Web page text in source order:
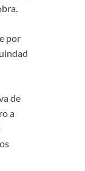
por
de
a